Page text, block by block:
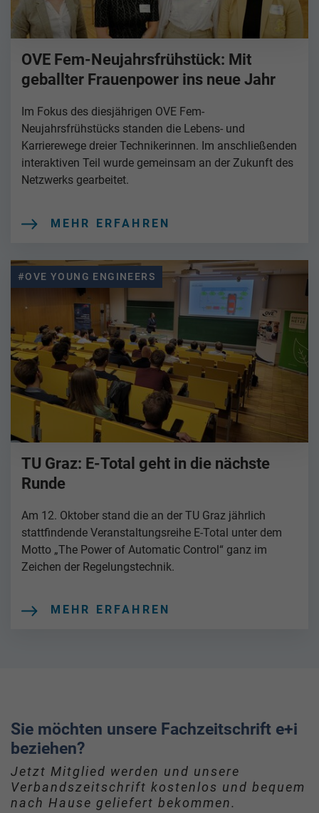
OVE Fem-Neujahrsfrühstück: Mit
geballter Frauenpower ins neue Jahr
Im Fokus des diesjährigen OVE Fem-
Neujahrsfrühstücks standen die Lebens- und
Karrierewege dreier Technikerinnen. Im anschließenden
interaktiven Teil wurde gemeinsam an der Zukunft des
Netzwerks gearbeitet.
MEHR ERFAHREN
#OVE YOUNG ENGINEERS
TU Graz: E-Total geht in die nächste
Runde
Am 12. Oktober stand die an der TU Graz jährlich
stattfindende Veranstaltungsreihe E-Total unter dem
Motto „The Power of Automatic Control“ ganz im
Zeichen der Regelungstechnik.
MEHR ERFAHREN
Sie möchten unsere Fachzeitschrift e+i
beziehen?
Jetzt Mitglied werden und unsere
Verbandszeitschrift kostenlos und bequem
nach Hause geliefert bekommen.